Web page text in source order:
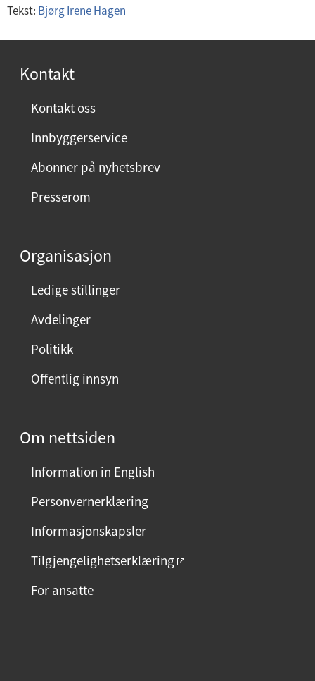
Tekst: Bjørg Irene Hagen
Kontakt
Kontakt oss
Innbyggerservice
Abonner på nyhetsbrev
Presserom
Organisasjon
Ledige stillinger
Avdelinger
Politikk
Offentlig innsyn
Om nettsiden
Information in English
Personvernerklæring
Informasjonskapsler
Tilgjengelighetserklæring
For ansatte